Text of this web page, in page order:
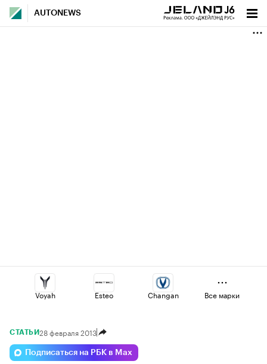
AUTONEWS
Voyah Esteo Changan
Geely Lada
Все марки
СТАТЬИ28 февраля 2013
Подписаться на РБК в Max